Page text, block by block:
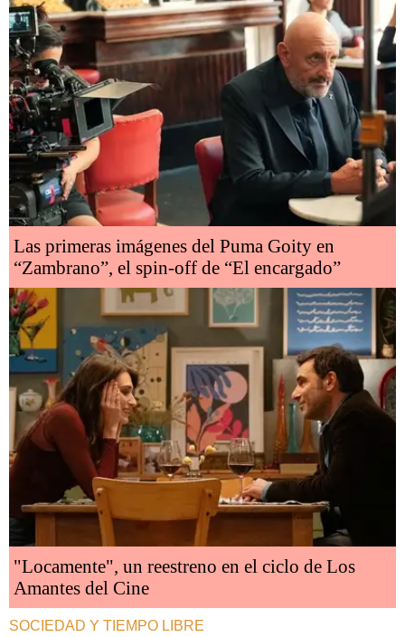
Las primeras imágenes del Puma Goity en
“Zambrano”, el spin-off de “El encargado”
"Locamente", un reestreno en el ciclo de Los
Amantes del Cine
SOCIEDAD Y TIEMPO LIBRE